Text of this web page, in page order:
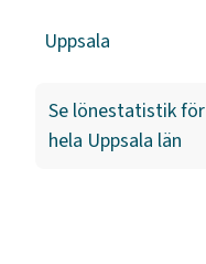
Uppsala
Se lönestatistik för
hela Uppsala län